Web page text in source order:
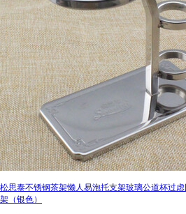
松思泰不锈钢茶架懒人易泡托支架玻璃公道杯过
架（银色）